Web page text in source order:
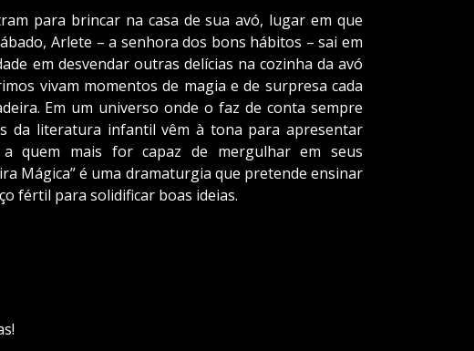
para brincar na casa de sua avó, lugar em que
Arlete – a senhora dos bons hábitos – sai em
em desvendar outras delícias na cozinha da avó
vivam momentos de magia e de surpresa cada
Em um universo onde o faz de conta sempre
da literatura infantil vêm à tona para apresentar
quem mais for capaz de mergulhar em seus
Mágica” é uma dramaturgia que pretende ensinar
fértil para solidificar boas ideias.